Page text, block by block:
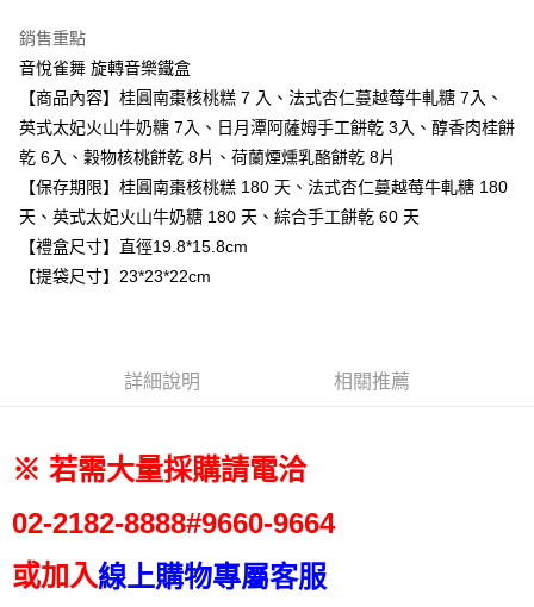
大哥付你分期
相關說明
1.本服務由台灣大哥大提供，台灣大哥大用戶可立即使用無須另外申請。
2.付款方式選擇「大哥付你分期」，訂單成立後會自動跳轉到大哥付的交易
流程，驗證手機門號後，選擇欲分期的期數、繳款截止日，確認付款後即完
成交易。
3.實際核准額度、可分期數及費用金額請依後續交易確認頁面所載為準。
4.訂單成立30分鐘內，如未前往確認交易或遇審核未通過，訂單將自動取
消。如遇「轉專審核」未通過狀況，表示未達大哥付你分期系統評分，恕無
法說明評估內容。
2.透過簡訊連結打開帳單後，可選擇「超商條碼／台灣大直營門市／銀行轉
帳／街口支付／iPASS MONEY」等通路繳費。
1.本服務係由「台灣大哥大股份有限公司」（以下簡稱本公司）所提供，讓
用戶於交易時，得透過本服務購買商品或服務，並由商店將買賣／分期付款
2.基於同意付款使用「大哥付你分期」之契約關係目的，商店將以您的個人
由本公司與您本人進行分期帳單所需資料之確認、核對及更正。
3.完整用戶服務條款，請詳閱以下連結：https://oppay.tw/userRule
AFTEE先享後付
相關說明
【關於「AFTEE先享後付」】
AFTEE先享後付是「在收到商品之後才付款」的支付方式。 讓您購物簡單
１．簡單：不需註冊會員、不需綁卡、不需儲值。
２．便利：只要手機號碼，簡訊認證，即可結帳。
結帳頁面，進行簡訊認證並確認金額後，即可完成結帳。
※ 請注意：結帳手續完成當下不需立刻繳費，但若您需要取消訂單，請聯絡
購買商品的店家。未經商家同意取消之訂單仍視為有效，需透過AFTEE先享
後付繳納相關費用。
※ 交易是否成功請以「AFTEE先享後付 」之結帳頁面顯示為準，若有關於
客戶支援中心」
https://netprotections.freshdesk.com/support/home
ATM付款
運送方式
付款後7-11取貨
宅配
每筆NT$100，滿NT$1,000(含以上)免運費
京站台北店客服中心(1F星巴克旁) 即日起不提供京站紙袋，取件時
請自備購物袋，若需購買紙袋可現場詢問
免運費
銷售重點
音悅雀舞 旋轉音樂鐵盒
【商品內容】桂圓南棗核桃糕 7 入、法式杏仁蔓越莓牛軋糖 7入、
英式太妃火山牛奶糖 7入、日月潭阿薩姆手工餅乾 3入、醇香肉桂餅
乾 6入、穀物核桃餅乾 8片、荷蘭煙燻乳酪餅乾 8片
【保存期限】桂圓南棗核桃糕 180 天、法式杏仁蔓越莓牛軋糖 180
天、英式太妃火山牛奶糖 180 天、綜合手工餅乾 60 天
【禮盒尺寸】直徑19.8*15.8cm
【提袋尺寸】23*23*22cm
詳細說明 相關推薦
※ 若需大量採購請電洽
02-2182-8888#9660-9664
或加入線上購物專屬客服